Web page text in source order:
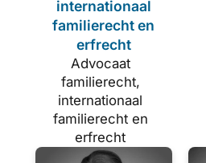
internationaal
familierecht en
erfrecht
Advocaat
familierecht,
internationaal
familierecht en
erfrecht